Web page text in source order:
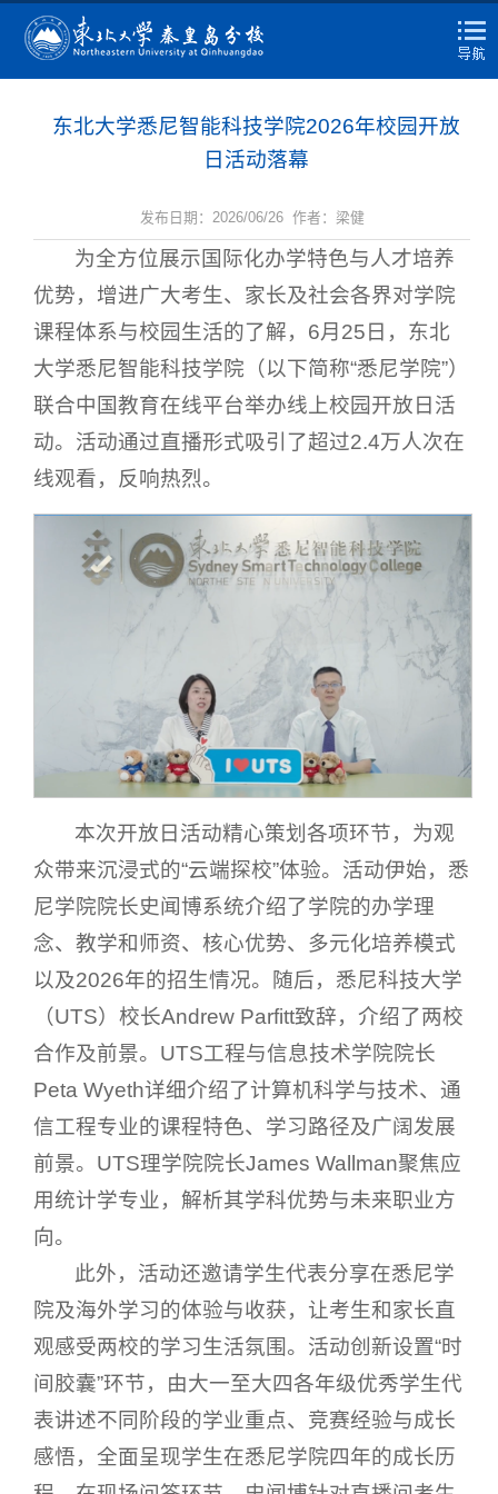
东北大学悉尼智能科技学院2026年校园开放
日活动落幕
发布日期：2026/06/26 作者：梁健
为全方位展示国际化办学特色与人才培养
优势，增进广大考生、家长及社会各界对学院
课程体系与校园生活的了解，6月25日，东北
大学悉尼智能科技学院（以下简称“悉尼学院”）
联合中国教育在线平台举办线上校园开放日活
动。活动通过直播形式吸引了超过2.4万人次在
线观看，反响热烈。
本次开放日活动精心策划各项环节，为观
众带来沉浸式的“云端探校”体验。活动伊始，悉
尼学院院长史闻博系统介绍了学院的办学理
念、教学和师资、核心优势、多元化培养模式
以及2026年的招生情况。随后，悉尼科技大学
（UTS）校长Andrew Parfitt致辞，介绍了两校
合作及前景。UTS工程与信息技术学院院长
Peta Wyeth详细介绍了计算机科学与技术、通
信工程专业的课程特色、学习路径及广阔发展
前景。UTS理学院院长James Wallman聚焦应
用统计学专业，解析其学科优势与未来职业方
向。
此外，活动还邀请学生代表分享在悉尼学
院及海外学习的体验与收获，让考生和家长直
观感受两校的学习生活氛围。活动创新设置“时
间胶囊”环节，由大一至大四各年级优秀学生代
表讲述不同阶段的学业重点、竞赛经验与成长
感悟，全面呈现学生在悉尼学院四年的成长历